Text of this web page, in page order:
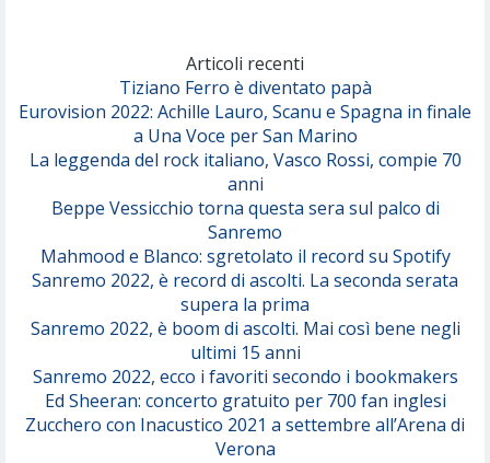
Serenamente
Articoli recenti
Tiziano Ferro è diventato papà
Eurovision 2022: Achille Lauro, Scanu e Spagna in finale
a Una Voce per San Marino
La leggenda del rock italiano, Vasco Rossi, compie 70
anni
Beppe Vessicchio torna questa sera sul palco di
Sanremo
Mahmood e Blanco: sgretolato il record su Spotify
Sanremo 2022, è record di ascolti. La seconda serata
supera la prima
Sanremo 2022, è boom di ascolti. Mai così bene negli
ultimi 15 anni
Sanremo 2022, ecco i favoriti secondo i bookmakers
Ed Sheeran: concerto gratuito per 700 fan inglesi
Zucchero con Inacustico 2021 a settembre all’Arena di
Verona